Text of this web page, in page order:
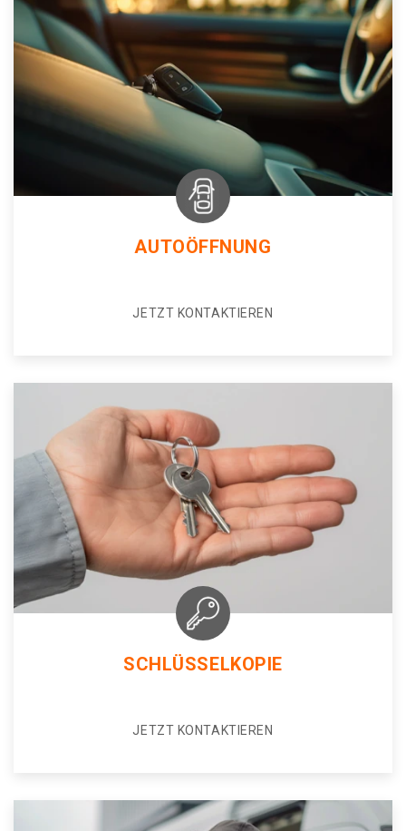
AUTOÖFFNUNG
JETZT KONTAKTIEREN
SCHLÜSSELKOPIE
JETZT KONTAKTIEREN